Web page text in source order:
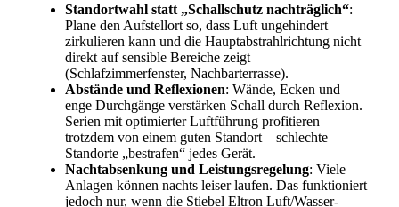
Standortwahl statt „Schallschutz nachträglich“:
Plane den Aufstellort so, dass Luft ungehindert
zirkulieren kann und die Hauptabstrahlrichtung nicht
direkt auf sensible Bereiche zeigt
(Schlafzimmerfenster, Nachbarterrasse).
Abstände und Reflexionen: Wände, Ecken und
enge Durchgänge verstärken Schall durch Reflexion.
Serien mit optimierter Luftführung profitieren
trotzdem von einem guten Standort – schlechte
Standorte „bestrafen“ jedes Gerät.
Nachtabsenkung und Leistungsregelung: Viele
Anlagen können nachts leiser laufen. Das funktioniert
jedoch nur, wenn die Stiebel Eltron Luft/Wasser-